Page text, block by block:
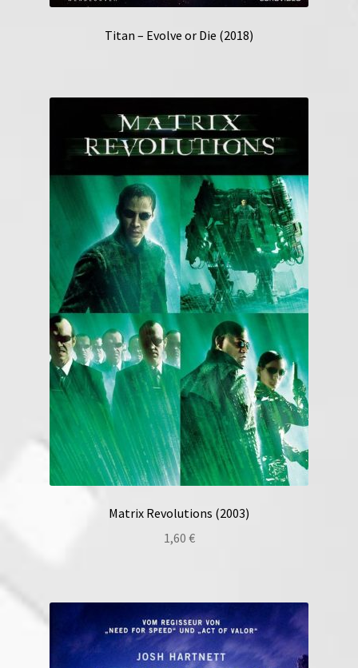
Titan – Evolve or Die (2018)
Matrix Revolutions (2003)
1,60 €